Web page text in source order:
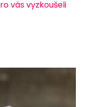
vás vyzkoušeli